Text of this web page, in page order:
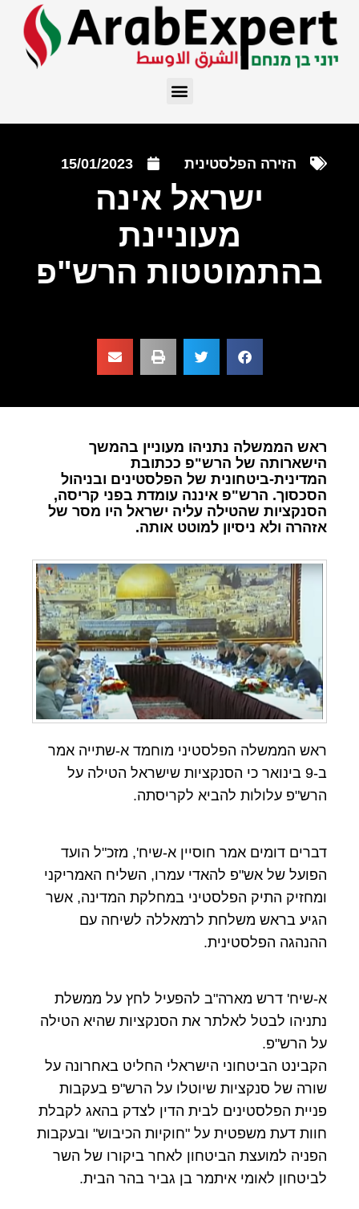
הזירה הפלסטינית 15/01/2023
ישראל אינה
מעוניינת
בהתמוטטות הרש"פ
ראש הממשלה נתניהו מעוניין בהמשך
הישארותה של הרש"פ ככתובת
המדינית-ביטחונית של הפלסטינים ובניהול
הסכסוך. הרש"פ איננה עומדת בפני קריסה,
הסנקציות שהטילה עליה ישראל היו מסר של
אזהרה ולא ניסיון למוטט אותה.
ראש הממשלה הפלסטיני מוחמד א-שתייה אמר
ב-9 בינואר כי הסנקציות שישראל הטילה על
הרש"פ עלולות להביא לקריסתה.
דברים דומים אמר חוסיין א-שיח', מזכ"ל הועד
הפועל של אש"פ להאדי עמרו, השליח האמריקני
ומחזיק התיק הפלסטיני במחלקת המדינה, אשר
הגיע בראש משלחת לרמאללה לשיחה עם
ההנהגה הפלסטינית.
א-שיח' דרש מארה"ב להפעיל לחץ על ממשלת
נתניהו לבטל לאלתר את הסנקציות שהיא הטילה
על הרש"פ.
הקבינט הביטחוני הישראלי החליט באחרונה על
שורה של סנקציות שיוטלו על הרש"פ בעקבות
פניית הפלסטינים לבית הדין לצדק בהאג לקבלת
חוות דעת משפטית על "חוקיות הכיבוש" ובעקבות
הפניה למועצת הביטחון לאחר ביקורו של השר
לביטחון לאומי איתמר בן גביר בהר הבית.